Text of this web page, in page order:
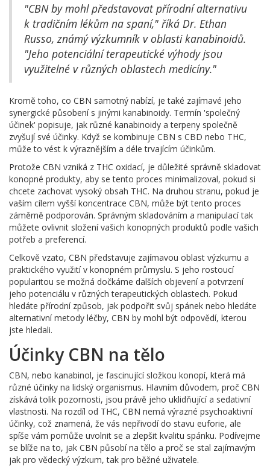
"CBN by mohl představovat přírodní alternativu
k tradičním lékům na spaní," říká Dr. Ethan
Russo, známý výzkumník v oblasti kanabinoidů.
"Jeho potenciální terapeutické výhody jsou
využitelné v různých oblastech medicíny."
Kromě toho, co CBN samotný nabízí, je také zajímavé jeho
synergické působení s jinými kanabinoidy. Termín 'společný
účinek' popisuje, jak různé kanabinoidy a terpeny společně
zvyšují své účinky. Když se kombinuje CBN s CBD nebo THC,
může to vést k výraznějším a déle trvajícím účinkům.
Protože CBN vzniká z THC oxidací, je důležité správně skladovat
konopné produkty, aby se tento proces minimalizoval, pokud si
chcete zachovat vysoký obsah THC. Na druhou stranu, pokud je
vaším cílem vyšší koncentrace CBN, může být tento proces
záměrně podporován. Správným skladováním a manipulací tak
můžete ovlivnit složení vašich konopných produktů podle vašich
potřeb a preferencí.
Celkově vzato, CBN představuje zajímavou oblast výzkumu a
praktického využití v konopném průmyslu. S jeho rostoucí
popularitou se možná dočkáme dalších objevení a potvrzení
jeho potenciálu v různých terapeutických oblastech. Pokud
hledáte přírodní způsob, jak podpořit svůj spánek nebo hledáte
alternativní metody léčby, CBN by mohl být odpovědí, kterou
jste hledali.
Účinky CBN na tělo
CBN, nebo kanabinol, je fascinující složkou konopí, která má
různé účinky na lidský organismus. Hlavním důvodem, proč CBN
získává tolik pozornosti, jsou právě jeho uklidňující a sedativní
vlastnosti. Na rozdíl od THC, CBN nemá výrazné psychoaktivní
účinky, což znamená, že vás nepřivodí do stavu euforie, ale
spíše vám pomůže uvolnit se a zlepšit kvalitu spánku. Podívejme
se blíže na to, jak CBN působí na tělo a proč se stal zajímavým
jak pro vědecký výzkum, tak pro běžné uživatele.